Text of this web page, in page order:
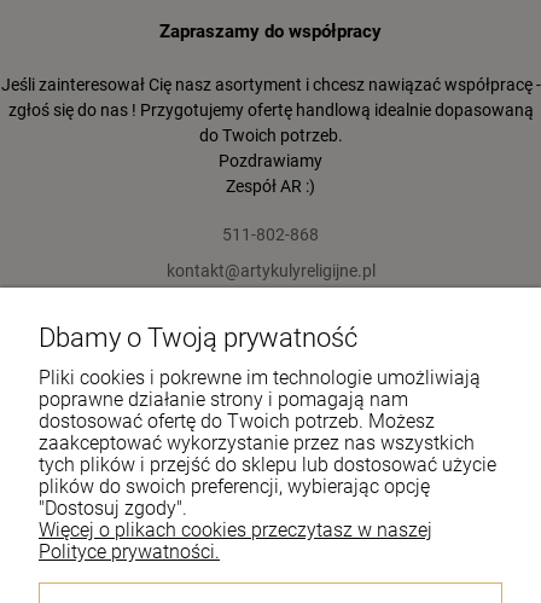
Zapraszamy do współpracy
Jeśli zainteresował Cię nasz asortyment i chcesz nawiązać współpracę -
zgłoś się do nas ! Przygotujemy ofertę handlową idealnie dopasowaną
do Twoich potrzeb.
Pozdrawiamy
Zespół AR :)
511-802-868
kontakt@artykulyreligijne.pl
Pomoc
Moje konto
Płatności i dostawa
Informacje
O nas
Dbamy o Twoją prywatność
Pliki cookies i pokrewne im technologie umożliwiają
poprawne działanie strony i pomagają nam
dostosować ofertę do Twoich potrzeb. Możesz
zaakceptować wykorzystanie przez nas wszystkich
tych plików i przejść do sklepu lub dostosować użycie
plików do swoich preferencji, wybierając opcję
"Dostosuj zgody".
Więcej o plikach cookies przeczytasz w naszej
Polityce prywatności.